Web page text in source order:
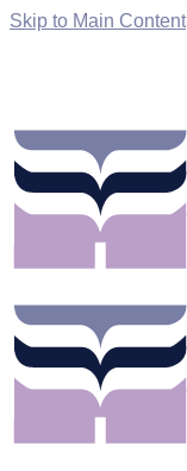
Skip to Main Content